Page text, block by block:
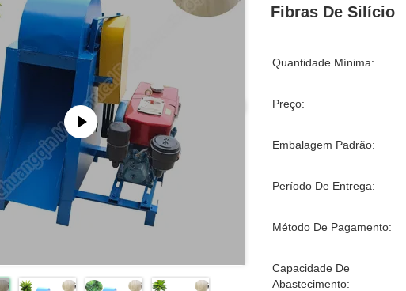
Fibras De Silício
Quantidade Mínima:
Preço:
Embalagem Padrão:
Período De Entrega:
Método De Pagamento:
Capacidade De
Abastecimento: